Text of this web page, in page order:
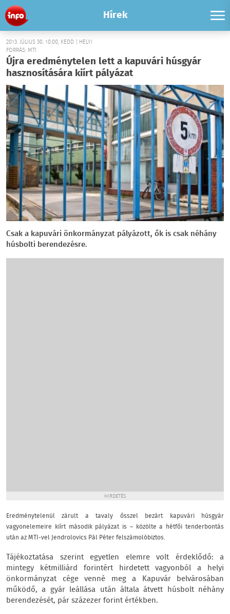
Hírek
2013. JÚLIUS 30. 10:00, KEDD | HELYI
FORRÁS: MTI
Újra eredménytelen lett a kapuvári húsgyár
hasznosítására kiírt pályázat
Csak a kapuvári önkormányzat pályázott, ők is csak néhány
húsbolti berendezésre.
HIRDETÉS
Eredménytelenül zárult a tavaly ősszel bezárt kapuvári húsgyár
vagyonelemeire kiírt második pályázat is – közölte a hétfői tenderbontás
után az MTI-vel Jendrolovics Pál Péter felszámolóbiztos.
Tájékoztatása szerint egyetlen elemre volt érdeklődő: a
mintegy kétmilliárd forintért hirdetett vagyonból a helyi
önkormányzat cége venné meg a Kapuvár belvárosában
működő, a gyár leállása után általa átvett húsbolt néhány
berendezését, pár százezer forint értékben.